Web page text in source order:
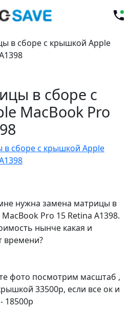
в сборе с крышкой Apple
в сборе с
MacBook Pro
сборе с крышкой Apple
нужна замена матрицы в
Pro 15 Retina A1398.
нынче какая и
времени?
фото посмотрим масштаб ,
33500р, если все ок и
18500р